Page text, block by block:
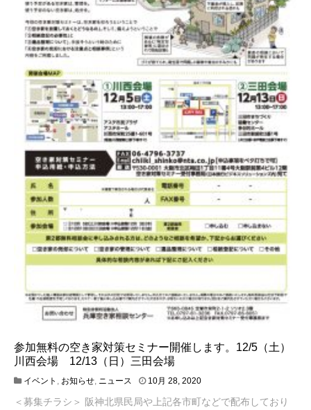
参加無料の空き家対策セミナー開催します。12/5（土）
川西会場 12/13（日）三田会場
イベント , お知らせ, ニュース 10月 28, 20201
月
＜募集チラシ＞ 阪神北県民局や上記各市町などで配布しており